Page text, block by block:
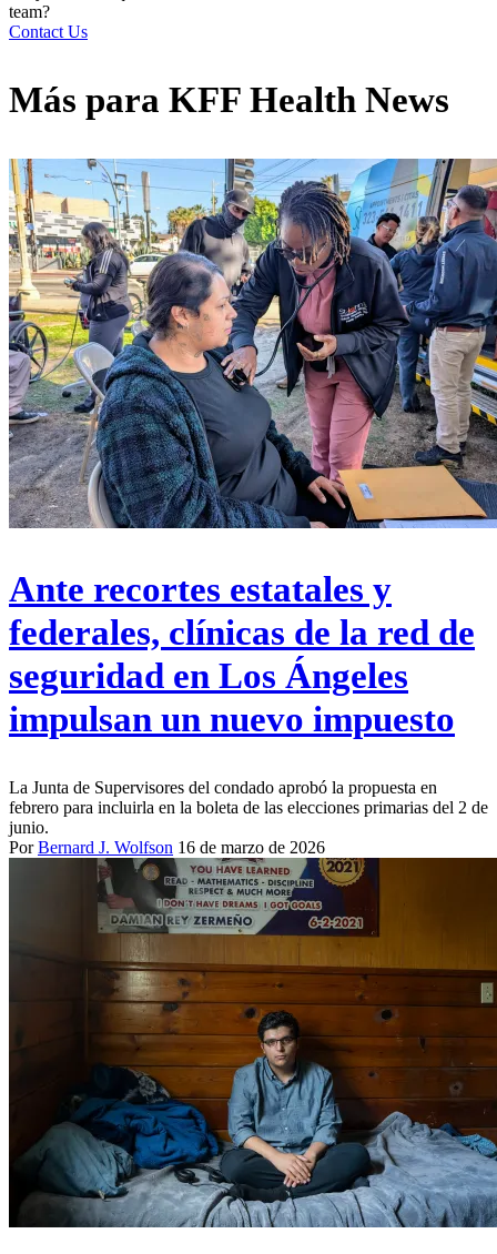
team?
Contact Us
Más para KFF Health News
Ante recortes estatales y
federales, clínicas de la red de
seguridad en Los Ángeles
impulsan un nuevo impuesto
La Junta de Supervisores del condado aprobó la propuesta en
febrero para incluirla en la boleta de las elecciones primarias del 2 de
junio.
PorBernard J. Wolfson 16 de marzo de 2026